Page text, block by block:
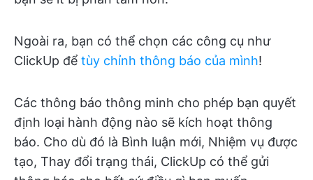
Ngoài ra, bạn có thể chọn các công cụ như
ClickUp để tùy chỉnh thông báo của mình!
Các thông báo thông minh cho phép bạn quyết
định loại hành động nào sẽ kích hoạt thông
báo. Cho dù đó là Bình luận mới, Nhiệm vụ được
tạo, Thay đổi trạng thái, ClickUp có thể gửi